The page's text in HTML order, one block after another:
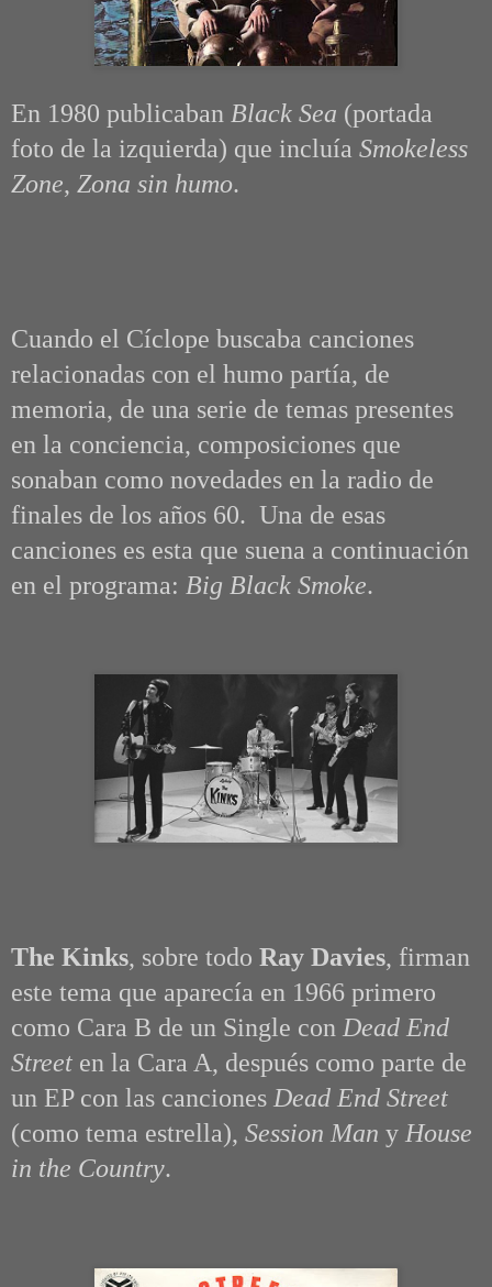
En 1980 publicaban Black Sea (portada
foto de la izquierda) que incluía Smokeless
Zone, Zona sin humo.
Cuando el Cíclope buscaba canciones
relacionadas con el humo partía, de
memoria, de una serie de temas presentes
en la conciencia, composiciones que
sonaban como novedades en la radio de
finales de los años 60. Una de esas
canciones es esta que suena a continuación
en el programa: Big Black Smoke.
The Kinks, sobre todo Ray Davies, firman
este tema que aparecía en 1966 primero
como Cara B de un Single con Dead End
Street en la Cara A, después como parte de
un EP con las canciones Dead End Street
(como tema estrella), Session Man y House
in the Country.